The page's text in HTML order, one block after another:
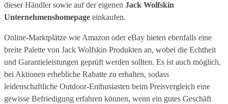
dieser Händler sowie auf der eigenen Jack Wolfskin
Unternehmenshomepage einkaufen.
Online-Marktplätze wie Amazon oder eBay bieten ebenfalls eine
breite Palette von Jack Wolfskin Produkten an, wobei die Echtheit
und Garantieleistungen geprüft werden sollten. Es ist auch möglich,
bei Aktionen erhebliche Rabatte zu erhalten, sodass
leidenschaftliche Outdoor-Enthusiasten beim Preisvergleich eine
gewisse Befriedigung erfahren können, wenn ein gutes Geschäft